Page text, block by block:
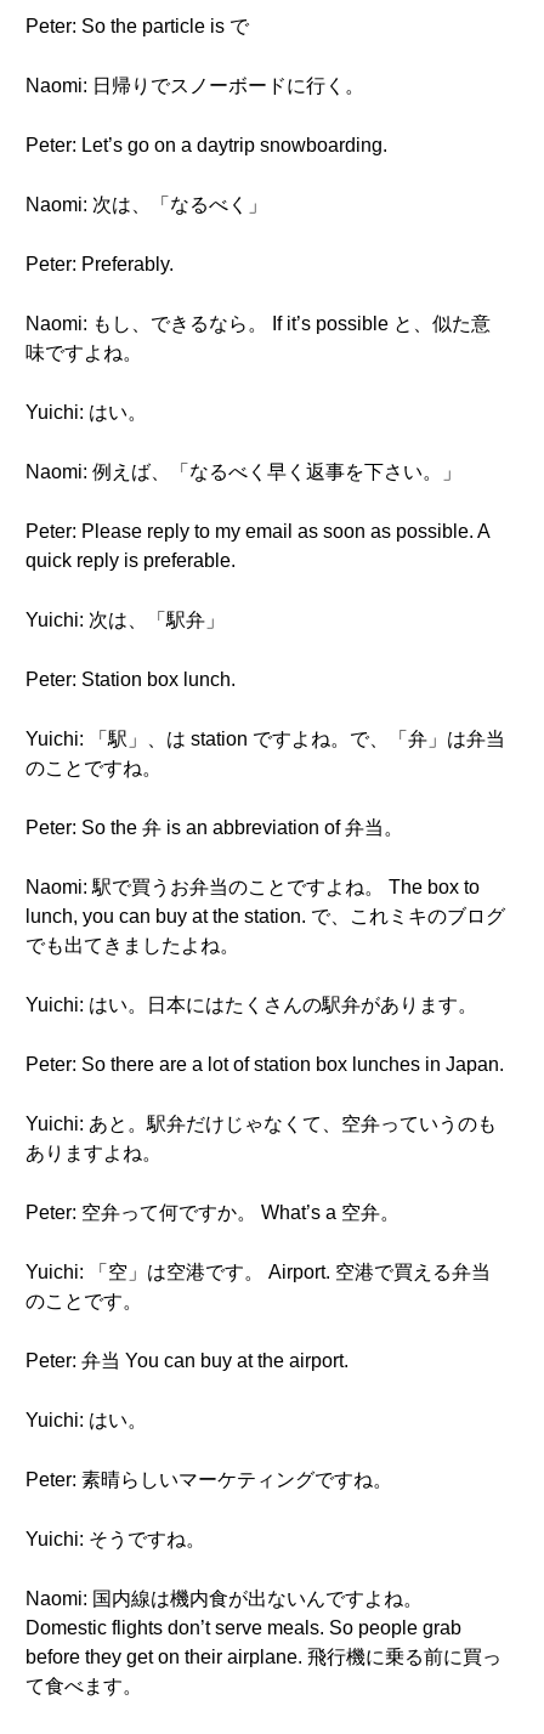
Peter: So the particle is で
Naomi: 日帰りでスノーボードに行く。
Peter: Let’s go on a daytrip snowboarding.
Naomi: 次は、「なるべく」
Peter: Preferably.
Naomi: もし、できるなら。 If it’s possible と、似た意
味ですよね。
Yuichi: はい。
Naomi: 例えば、「なるべく早く返事を下さい。」
Peter: Please reply to my email as soon as possible. A
quick reply is preferable.
Yuichi: 次は、「駅弁」
Peter: Station box lunch.
Yuichi: 「駅」、は station ですよね。で、「弁」は弁当
のことですね。
Peter: So the 弁 is an abbreviation of 弁当。
Naomi: 駅で買うお弁当のことですよね。 The box to
lunch, you can buy at the station. で、これミキのブログ
でも出てきましたよね。
Yuichi: はい。日本にはたくさんの駅弁があります。
Peter: So there are a lot of station box lunches in Japan.
Yuichi: あと。駅弁だけじゃなくて、空弁っていうのも
ありますよね。
Peter: 空弁って何ですか。 What’s a 空弁。
Yuichi: 「空」は空港です。 Airport. 空港で買える弁当
のことです。
Peter: 弁当 You can buy at the airport.
Yuichi: はい。
Peter: 素晴らしいマーケティングですね。
Yuichi: そうですね。
Naomi: 国内線は機内食が出ないんですよね。
Domestic flights don’t serve meals. So people grab
before they get on their airplane. 飛行機に乗る前に買っ
て食べます。